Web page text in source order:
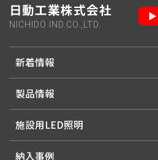
日動工業株式会社
NICHIDO IND.CO.,LTD.
新着情報
製品情報
施設用LED照明
納入事例